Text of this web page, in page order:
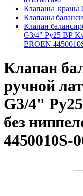
Клапаны, краны
Клапаны
Клапан
G3/4" Ру25 ВР
BROEN
Клапан
ручной
G3/4"
без
4450010S-